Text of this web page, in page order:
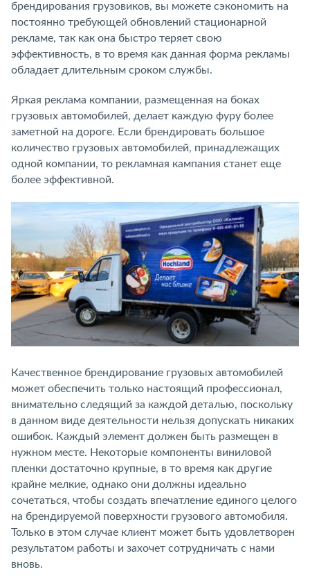
брендирования грузовиков, вы можете сэкономить на
постоянно требующей обновлений стационарной
рекламе, так как она быстро теряет свою
эффективность, в то время как данная форма рекламы
обладает длительным сроком службы.
Яркая реклама компании, размещенная на боках
грузовых автомобилей, делает каждую фуру более
заметной на дороге. Если брендировать большое
количество грузовых автомобилей, принадлежащих
одной компании, то рекламная кампания станет еще
более эффективной.
Качественное брендирование грузовых автомобилей
может обеспечить только настоящий профессионал,
внимательно следящий за каждой деталью, поскольку
в данном виде деятельности нельзя допускать никаких
ошибок. Каждый элемент должен быть размещен в
нужном месте. Некоторые компоненты виниловой
пленки достаточно крупные, в то время как другие
крайне мелкие, однако они должны идеально
сочетаться, чтобы создать впечатление единого целого
на брендируемой поверхности грузового автомобиля.
Только в этом случае клиент может быть удовлетворен
результатом работы и захочет сотрудничать с нами
вновь.